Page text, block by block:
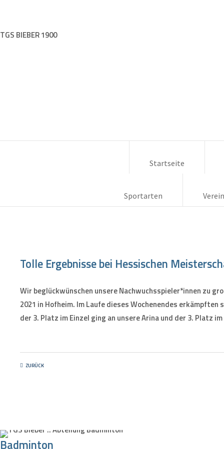
TGS BIEBER 1900
Startseite
Sportarten Verein
Tolle Ergebnisse bei Hessischen
Wir beglückwünschen unsere Nachwuchsspieler*innen zu
2021 in Hofheim. Im Laufe dieses Wochenendes erkämpften
der 3. Platz im Einzel ging an unsere Arina und der 3. Platz
ZURÜCK
Badminton